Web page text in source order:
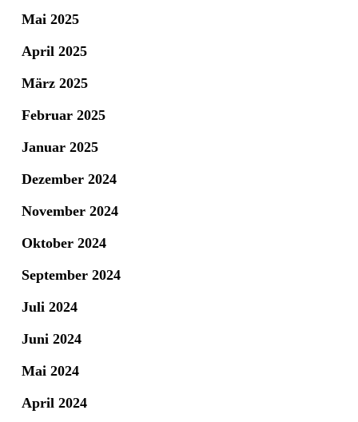
Mai 2025
April 2025
März 2025
Februar 2025
Januar 2025
Dezember 2024
November 2024
Oktober 2024
September 2024
Juli 2024
Juni 2024
Mai 2024
April 2024